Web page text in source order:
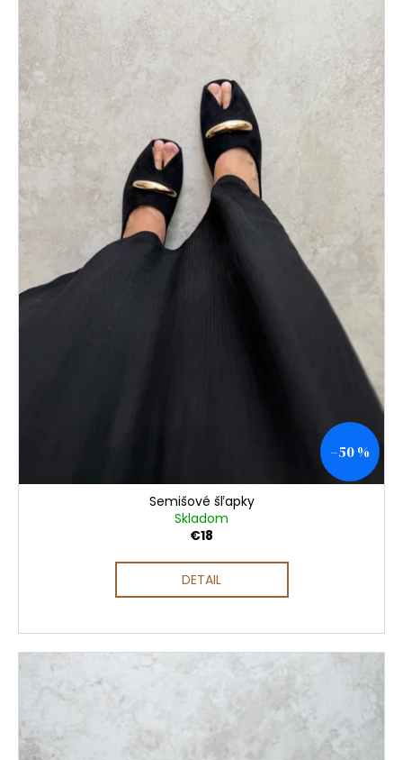
–50 %
Semišové šľapky
Skladom
€18
DETAIL